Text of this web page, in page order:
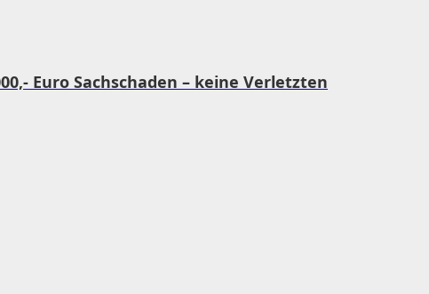
Euro Sachschaden – keine Verletzten